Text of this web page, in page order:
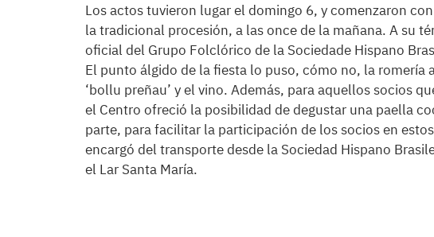
Los actos tuvieron lugar el domingo 6, y comenzaron
la tradicional procesión, a las once de la mañana. A su
oficial del Grupo Folclórico de la Sociedade Hispano
El punto álgido de la fiesta lo puso, cómo no, la romería
‘bollu preñau’ y el vino. Además, para aquellos socios
el Centro ofreció la posibilidad de degustar una paella
parte, para facilitar la participación de los socios en
encargó del transporte desde la Sociedad Hispano
el Lar Santa María.